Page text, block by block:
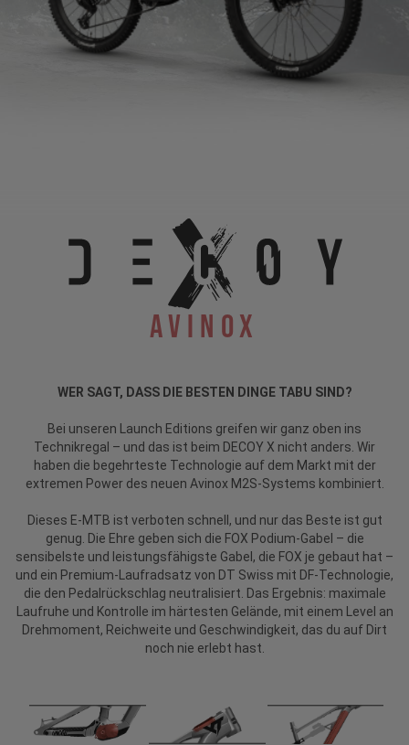
Avinox
WER SAGT, DASS DIE BESTEN DINGE TABU SIND?
Bei unseren Launch Editions greifen wir ganz oben ins
Technikregal – und das ist beim DECOY X nicht anders. Wir
haben die begehrteste Technologie auf dem Markt mit der
extremen Power des neuen Avinox M2S-Systems kombiniert.
Dieses E‑MTB ist verboten schnell, und nur das Beste ist gut
genug. Die Ehre geben sich die FOX Podium-Gabel – die
sensibelste und leistungsfähigste Gabel, die FOX je gebaut hat –
und ein Premium-Laufradsatz von DT Swiss mit DF-Technologie,
die den Pedalrückschlag neutralisiert. Das Ergebnis: maximale
Laufruhe und Kontrolle im härtesten Gelände, mit einem Level an
Drehmoment, Reichweite und Geschwindigkeit, das du auf Dirt
noch nie erlebt hast.